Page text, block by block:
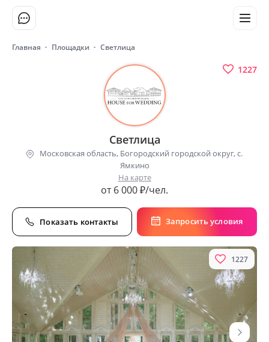
Главная Площадки Светлица
1227
Светлица
Московская область, Богородский городской округ, с.
Ямкино
На карте
от 6 000 ₽/чел.
Запросить условия
Показать контакты
1227